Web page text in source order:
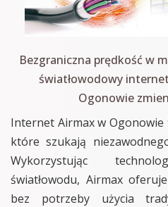
Bezgraniczna prędkość w
światłowodowy
Ogonowie
Internet Airmax w
które szukają
Wykorzystując
światłowodu, Airmax
bez potrzeby użycia